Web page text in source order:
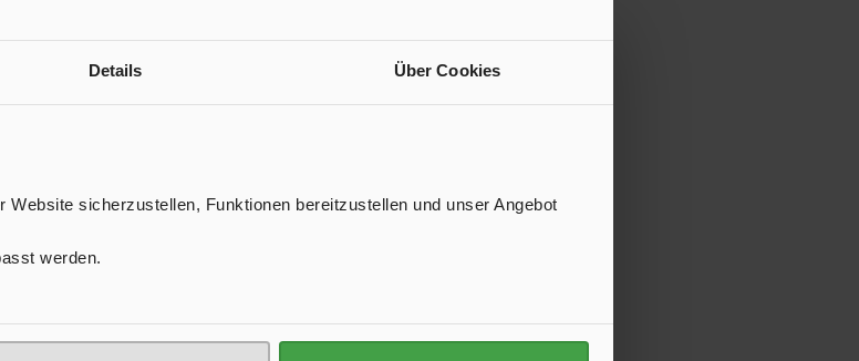
Details Über Cookies
sicherzustellen, Funktionen bereitzustellen und unser Angebot
werden.